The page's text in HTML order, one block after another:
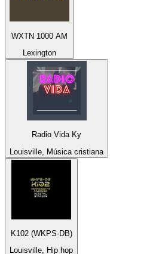
WXTN 1000 AM
Lexington
Radio Vida Ky
Louisville, Música cristiana
K102 (WKPS-DB)
Louisville, Hip hop